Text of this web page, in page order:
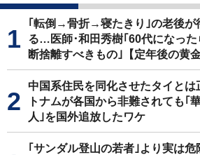
｢転倒→骨折→寝たきり｣の老後が
る…医師･和田秀樹｢60代になった
断捨離すべきもの｣【定年後の黄金
中国系住民を同化させたタイと
トナムが各国から非難されても｢
人｣を国外追放したワケ
｢サンダル登山の若者｣より実は